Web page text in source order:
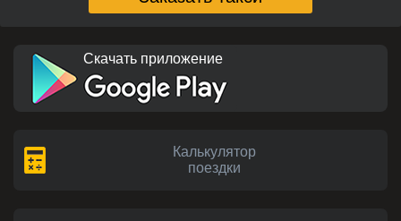
Скачать приложение
Калькулятор
поездки